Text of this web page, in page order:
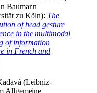
Baumann
zu Köln): The
of head gesture
in the multimodal
of information
in French and
(Leibniz-
Allgemeine